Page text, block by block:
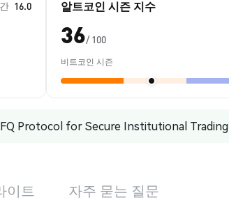
16.0 알트코인 시즌 지수
36/ 100
비트코인 시즌
Protocol for Secure Institutional Trading
이트 자주 묻는 질문